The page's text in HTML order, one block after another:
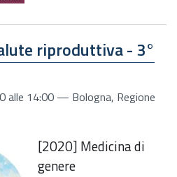
riproduttiva - 3°
alle 14:00 — Bologna, Regione
[2020] Medicina di
genere